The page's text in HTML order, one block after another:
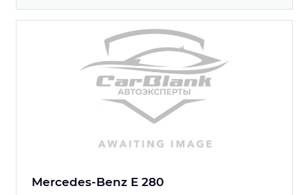
Mercedes-Benz E 280